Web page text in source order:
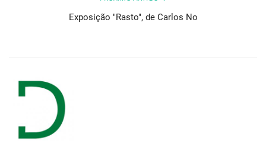
Exposição "Rasto", de Carlos No